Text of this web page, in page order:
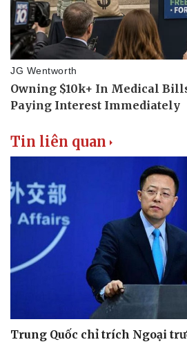
Tin liên quan
Trung Quốc chỉ trích Ngoại